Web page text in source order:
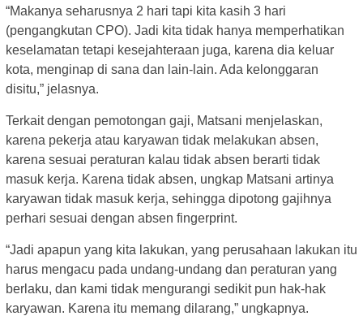
“Makanya seharusnya 2 hari tapi kita kasih 3 hari
(pengangkutan CPO). Jadi kita tidak hanya memperhatikan
keselamatan tetapi kesejahteraan juga, karena dia keluar
kota, menginap di sana dan lain-lain. Ada kelonggaran
disitu,” jelasnya.
Terkait dengan pemotongan gaji, Matsani menjelaskan,
karena pekerja atau karyawan tidak melakukan absen,
karena sesuai peraturan kalau tidak absen berarti tidak
masuk kerja. Karena tidak absen, ungkap Matsani artinya
karyawan tidak masuk kerja, sehingga dipotong gajihnya
perhari sesuai dengan absen fingerprint.
“Jadi apapun yang kita lakukan, yang perusahaan lakukan itu
harus mengacu pada undang-undang dan peraturan yang
berlaku, dan kami tidak mengurangi sedikit pun hak-hak
karyawan. Karena itu memang dilarang,” ungkapnya.